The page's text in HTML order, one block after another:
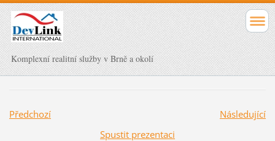
Komplexní realitní služby v Brně a okolí
Předchozí
Následující
Spustit prezentaci